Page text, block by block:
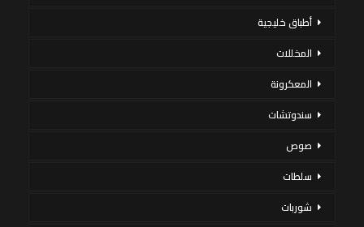
أطباق خليجية
المخللات
المعكرونة
سندوتشات
صوص
سلطات
شوربات